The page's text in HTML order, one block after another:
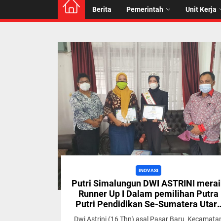
Berita Pemerintah Unit Kerja
INOVASI
Putri Simalungun DWI ASTRINI
Runner Up I Dalam pemilihan Putra
Putri Pendidikan Se-Sumatera
Tahun 2021
Dwi Astrini (16 Thn) asal Pasar Baru